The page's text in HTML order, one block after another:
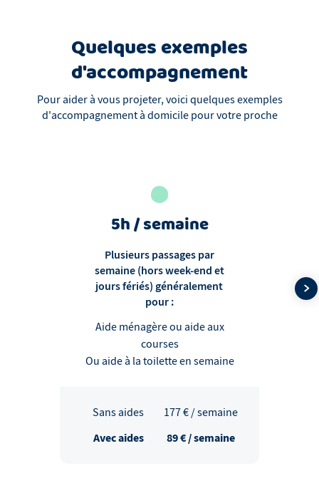
Quelques exemples
d'accompagnement
Pour aider à vous projeter, voici quelques exemples
d'accompagnement à domicile pour votre proche
5h / semaine
Plusieurs passages par
semaine (hors week-end et
jours fériés) généralement
pour :
Aide ménagère ou aide aux
courses
Ou aide à la toilette en semaine
Sans aides 177€ / semaine
Avec aides 89€ / semaine